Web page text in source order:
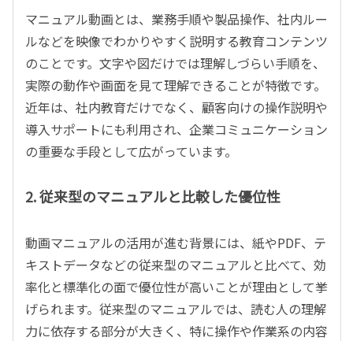
マニュアル動画とは、業務手順や製品操作、社内ルー
ルなどを映像でわかりやすく説明する教育コンテンツ
のことです。文字や図だけでは理解しづらい手順を、
実際の動作や画面を見て理解できることが特徴です。
近年は、社内教育だけでなく、顧客向けの操作説明や
導入サポートにも利用され、企業コミュニケーション
の重要な手段として広がっています。
2. 従来型のマニュアルと比較した優位性
動画マニュアルの活用が進む背景には、紙やPDF、テ
キストデータなどの従来型のマニュアルと比べて、効
率化と標準化の面で優位性が高いことが理由として挙
げられます。従来型のマニュアルでは、読む人の理解
力に依存する部分が大きく、特に操作や作業系の内容